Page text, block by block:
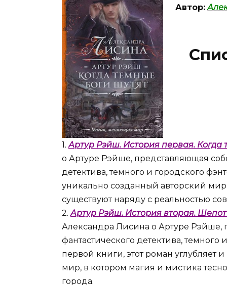
Автор:
1. Артур Рэйш. История первая. Когда
о Артуре Рэйше, представляющая
детектива, темного и городского
уникально созданный авторский
существуют наряду с реальностью
2. Артур Рэйш. История вторая.
Александра Лисина о Артуре Рэйше,
фантастического детектива,
первой книги, этот роман углубляет
мир, в котором магия и мистика
города.